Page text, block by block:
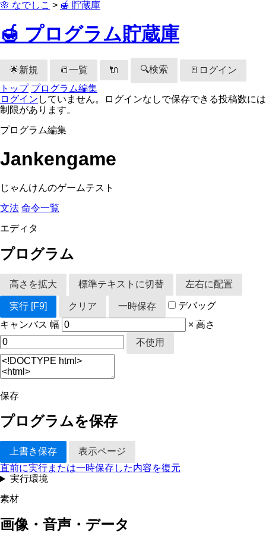
🌸 なでしこ > 🍯 貯蔵庫
🍯 プログラム貯蔵庫
🌟新規 📒一覧 🔌 🔍検索
🚪ログイン
トップ プログラム編集
ログイン していません。ログインなしで保存できる投稿数には
制限があります。
プログラム編集
Jankengame
じゃんけんのゲームテスト
文法 命令一覧
エディタ
プログラム
高さを拡大 標準テキストに切替 左右に配置
実行 [F9] クリア 一時保存
デバッグ
キャンバス 幅 × 高さ
不使用
保存
プログラムを保存
上書き保存
表示ページ
直前に実行または一時保存した内容を復元
実行環境
素材
画像・音声・データ